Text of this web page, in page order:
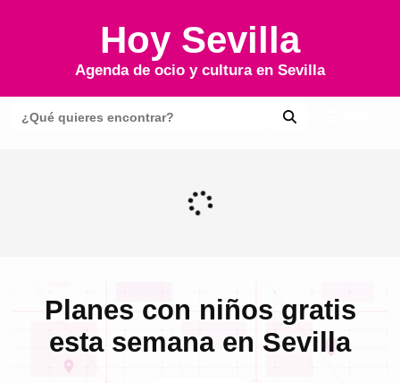
Hoy Sevilla
Agenda de ocio y cultura en Sevilla
Planes con niños gratis
esta semana en Sevilla